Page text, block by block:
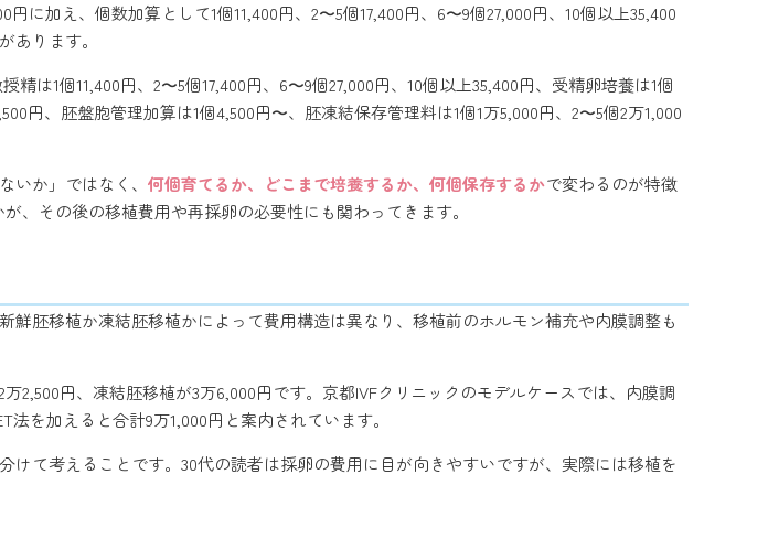
に加え、個数加算として1個11,400円、2〜5個17,400円、6〜9個27,000円、10個以上35,400
あります。
は1個11,400円、2〜5個17,400円、6〜9個27,000円、10個以上35,400円、受精卵培養は1個
円、胚盤胞管理加算は1個4,500円〜、胚凍結保存管理料は1個1万5,000円、2〜5個2万1,000
いか」ではなく、 何個育てるか、どこまで培養するか、何個保存するかで変わるのが特徴
、その後の移植費用や再採卵の必要性にも関わってきます。
鮮胚移植か凍結胚移植かによって費用構造は異なり、移植前のホルモン補充や内膜調整も
2,500円、凍結胚移植が3万6,000円です。京都IVFクリニックのモデルケースでは、内膜調
を加えると合計9万1,000円と案内されています。
けて考えることです。30代の読者は採卵の費用に目が向きやすいですが、実際には移植を